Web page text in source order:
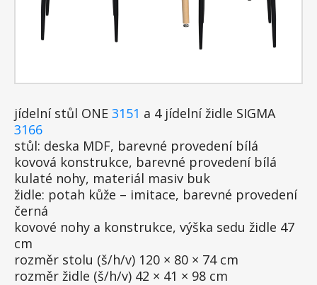
jídelní stůl ONE 3151 a 4 jídelní židle SIGMA
3166
stůl: deska MDF, barevné provedení bílá
kovová konstrukce, barevné provedení bílá
kulaté nohy, materiál masiv buk
židle: potah kůže – imitace, barevné provedení
černá
kovové nohy a konstrukce, výška sedu židle 47
cm
rozměr stolu (š/h/v) 120 × 80 × 74 cm
rozměr židle (š/h/v) 42 × 41 × 98 cm